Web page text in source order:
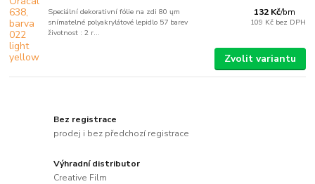
Speciální dekorativní fólie na zdi 80 ųm
snímatelné polyakrylátové lepidlo 57 barev
životnost : 2 r...
132 Kč/bm
109 Kč bez DPH
Zvolit variantu
Bez registrace
prodej i bez předchozí registrace
Výhradní distributor
Creative Film